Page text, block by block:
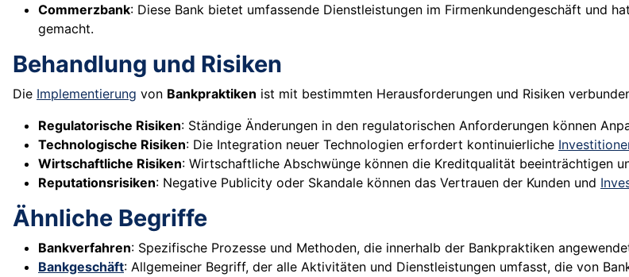
Commerzbank: Diese Bank bietet umfassende Dienstleistungen im Firmenkundengeschäft und
gemacht.
Behandlung und Risiken
Die Implementierung von Bankpraktiken ist mit bestimmten Herausforderungen und Risiken
Regulatorische Risiken: Ständige Änderungen in den regulatorischen Anforderungen können
Technologische Risiken: Die Integration neuer Technologien erfordert kontinuierliche
Wirtschaftliche Risiken: Wirtschaftliche Abschwünge können die Kreditqualität beeinträchtigen
Reputationsrisiken: Negative Publicity oder Skandale können das Vertrauen der Kunden und
Ähnliche Begriffe
Bankverfahren: Spezifische Prozesse und Methoden, die innerhalb der Bankpraktiken
Bankgeschäft: Allgemeiner Begriff, der alle Aktivitäten und Dienstleistungen umfasst, die von